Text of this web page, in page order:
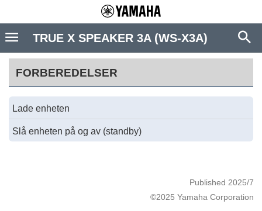
FORBEREDELSER
Lade enheten
Slå enheten på og av (standby)
Published 2025/7
©2025 Yamaha Corporation
TRUE X SPEAKER 3A (WS-X3A)